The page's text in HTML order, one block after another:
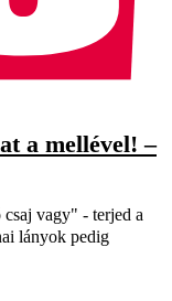
a mellével! –
vagy" - terjed a
lányok pedig